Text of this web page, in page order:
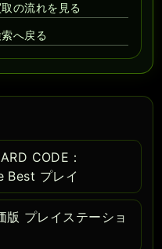
取の流れを見る
へ戻る
CODE：
プレイ
プレイステーショ